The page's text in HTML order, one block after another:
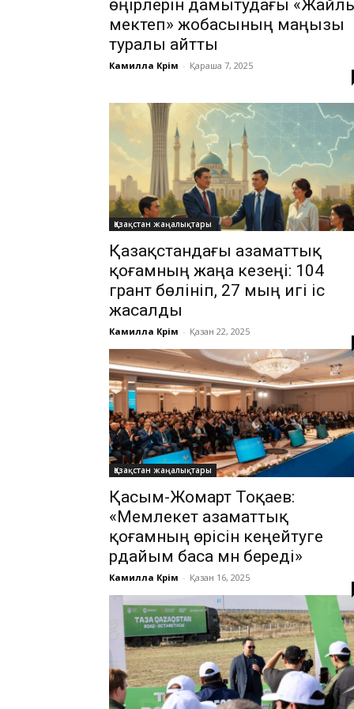
өңірлерін дамытудағы
мектеп» жобасының маңызы
туралы айтты
Камилла Кәрім - Қараша 7, 2025
Қазақстан жаңалықтары
Қазақстандағы азаматтық
қоғамның жаңа кезеңі: 104
грант бөлініп, 27 мың игі іс
жасалды
Камилла Кәрім - Қазан 22, 2025
Қазақстан жаңалықтары
Қасым-Жомарт Тоқаев:
«Мемлекет азаматтық
қоғамның өрісін кеңейтуге
әрдайым баса мән береді»
Камилла Кәрім - Қазан 16, 2025